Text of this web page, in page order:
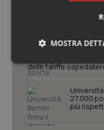
d’attesa
delle tariffe
27.000
più
MOSTRA
Necessari